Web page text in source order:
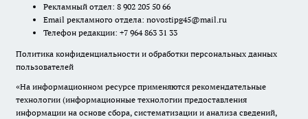
Рекламный отдел: 8 902 205 50 66
Email рекламного отдела: novostipg45@mail.ru
Телефон редакции: +7 964 863 31 33
Политика конфиденциальности и обработки персональных данных
пользователей
«На информационном ресурсе применяются рекомендательные
технологии (информационные технологии предоставления
информации на основе сбора, систематизации и анализа сведений,